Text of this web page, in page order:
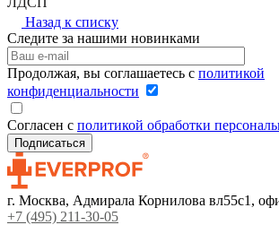
Назад к списку
Следите за нашими новинками
Продолжая, вы соглашаетесь с политикой
конфиденциальности
Согласен с политикой обработки
г. Москва, Адмирала Корнилова вл55с1,
+7 (495) 211-30-05